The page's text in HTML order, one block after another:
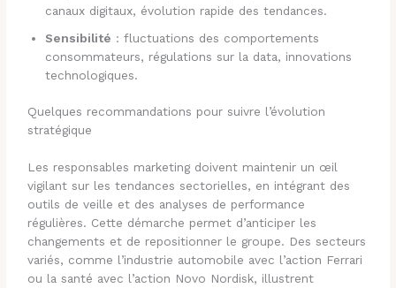
canaux digitaux, évolution rapide des tendances.
Sensibilité : fluctuations des comportements
consommateurs, régulations sur la data, innovations
technologiques.
Quelques recommandations pour suivre l’évolution
stratégique
Les responsables marketing doivent maintenir un œil
vigilant sur les tendances sectorielles, en intégrant des
outils de veille et des analyses de performance
régulières. Cette démarche permet d’anticiper les
changements et de repositionner le groupe. Des secteurs
variés, comme l’industrie automobile avec l’action Ferrari
ou la santé avec l’action Novo Nordisk, illustrent